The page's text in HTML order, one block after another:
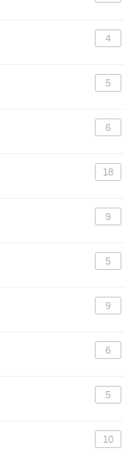
4
5
6
18
9
5
9
6
5
10